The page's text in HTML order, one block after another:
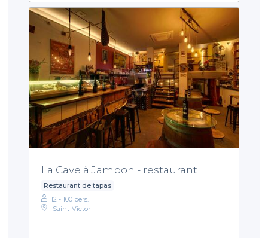
La Cave à Jambon - restaurant
Restaurant de tapas
12 - 100 pers.
Saint-Victor